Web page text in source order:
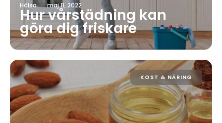
Hälsa · maj 11, 2022
Hur vårstädning kan
göra dig friskare
KOST & NÄRING